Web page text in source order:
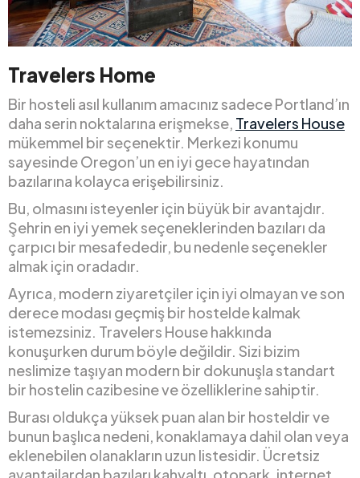
Travelers Home
Bir hosteli asıl kullanım amacınız sadece Portland’ın
daha serin noktalarına erişmekse, Travelers House
mükemmel bir seçenektir. Merkezi konumu
sayesinde Oregon’un en iyi gece hayatından
bazılarına kolayca erişebilirsiniz.
Bu, olmasını isteyenler için büyük bir avantajdır.
Şehrin en iyi yemek seçeneklerinden bazıları da
çarpıcı bir mesafededir, bu nedenle seçenekler
almak için oradadır.
Ayrıca, modern ziyaretçiler için iyi olmayan ve son
derece modası geçmiş bir hostelde kalmak
istemezsiniz. Travelers House hakkında
konuşurken durum böyle değildir. Sizi bizim
neslimize taşıyan modern bir dokunuşla standart
bir hostelin cazibesine ve özelliklerine sahiptir.
Burası oldukça yüksek puan alan bir hosteldir ve
bunun başlıca nedeni, konaklamaya dahil olan veya
eklenebilen olanakların uzun listesidir. Ücretsiz